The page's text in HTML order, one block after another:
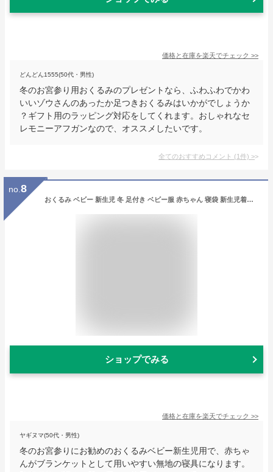
価格と在庫を楽天でチェック >>
どんどん1555(50代・男性)
冬のお宮参り用おくるみのプレゼントなら、ふわふわでかわ
いいゾウさんのあったか足つきおくるみはいかがでしょうか
？ギフト用のラッピング対応をしてくれます。おしゃれなセ
レモニーアフガンなので、オススメしたいです。
全てのおすすめコメント (1件) >
no. 8
おくるみ ベビー 新生児 冬 足付き ベビー服 赤ちゃん 寝袋 新生児着ぐるみ ブランケット 寝具 無地 防寒 あったかい 肌に優しい 布団 毛布 防寒グッズ 多機能 通院 退院 新生児 お宮参り マタニティ 膝掛 防寒 軽い 乳幼児 人気 沐浴 ベビー寝袋 肌触りいい 0-6ヶ月 6-9ヶ月
ショップでみる
価格と在庫を楽天でチェック >>
ヤギヌマ(50代・男性)
冬のお宮参りにお勧めのおくるみベビー新生児用で、赤ちゃ
んがブランケットとして用いやすい無地の寝具になります。